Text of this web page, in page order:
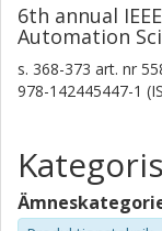
6th annual
Automation
s. 368-373 art. nr
978-142445447-1